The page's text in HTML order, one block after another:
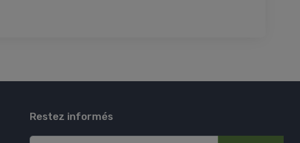
Restez informés